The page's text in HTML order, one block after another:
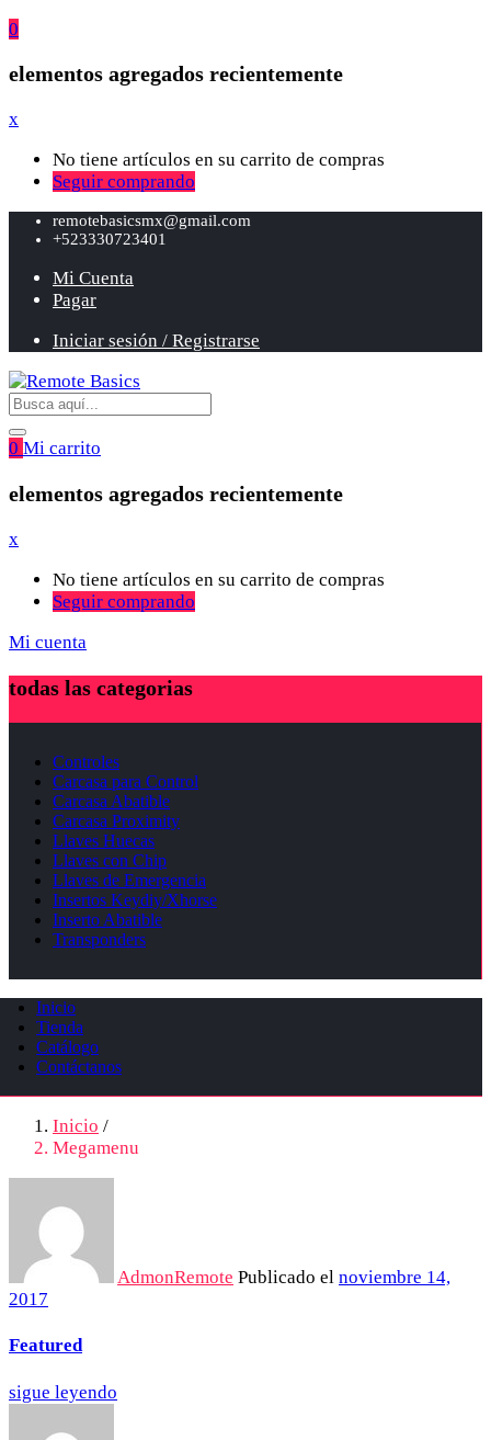
0
elementos agregados recientemente
x
No tiene artículos en su carrito de compras
Seguir comprando
remotebasicsmx@gmail.com
+523330723401
Mi Cuenta
Pagar
Iniciar sesión / Registrarse
0 Mi carrito
elementos agregados recientemente
x
No tiene artículos en su carrito de compras
Seguir comprando
Mi cuenta
todas las categorias
Controles
Carcasa para Control
Carcasa Abatible
Carcasa Proximity
Llaves Huecas
Llaves con Chip
Llaves de Emergencia
Insertos Keydiy/Xhorse
Inserto Abatible
Transponders
Inicio
Tienda
Catálogo
Contáctanos
Inicio /
Megamenu
AdmonRemote Publicado el noviembre 14,
2017
Featured
sigue leyendo